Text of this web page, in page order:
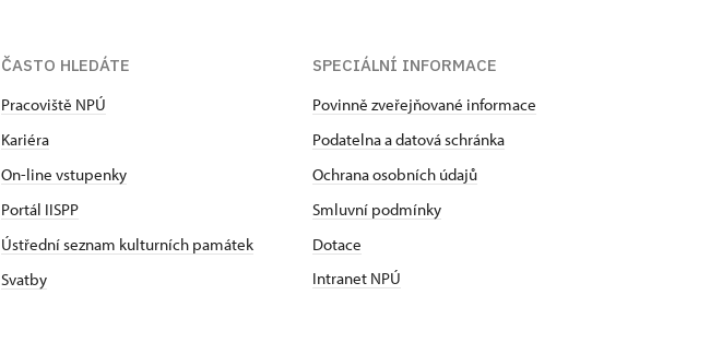
ČASTO HLEDÁTE
Pracoviště NPÚ
Kariéra
On-line vstupenky
Portál IISPP
Ústřední seznam kulturních památek
Svatby
SPECIÁLNÍ INFORMACE
Povinně zveřejňované informace
Podatelna a datová schránka
Ochrana osobních údajů
Smluvní podmínky
Dotace
Intranet NPÚ